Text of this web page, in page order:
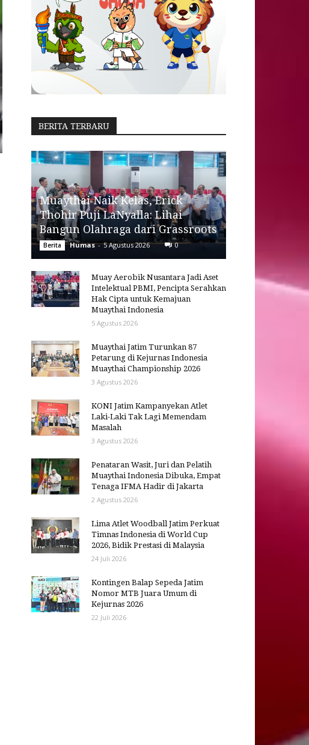
BERITA TERBARU
Muaythai Naik Kelas, Erick
Thohir Puji LaNyalla: Lihai
Bangun Olahraga dari Grassroots
Berita Humas - 5 Agustus 2026 0
Muay Aerobik Nusantara Jadi Aset
Intelektual PBMI, Pencipta Serahkan
Hak Cipta untuk Kemajuan
Muaythai Indonesia
5 Agustus 2026
Muaythai Jatim Turunkan 87
Petarung di Kejurnas Indonesia
Muaythai Championship 2026
3 Agustus 2026
KONI Jatim Kampanyekan Atlet
Laki-Laki Tak Lagi Memendam
Masalah
3 Agustus 2026
Penataran Wasit, Juri dan Pelatih
Muaythai Indonesia Dibuka, Empat
Tenaga IFMA Hadir di Jakarta
2 Agustus 2026
Lima Atlet Woodball Jatim Perkuat
Timnas Indonesia di World Cup
2026, Bidik Prestasi di Malaysia
24 Juli 2026
Kontingen Balap Sepeda Jatim
Nomor MTB Juara Umum di
Kejurnas 2026
22 Juli 2026